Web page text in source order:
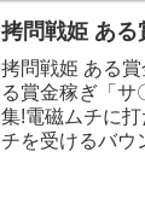
拷問戦姫 あ
拷問戦姫 ある
る賞金稼ぎ「サ
集!電磁ムチに
チを受けるバウ